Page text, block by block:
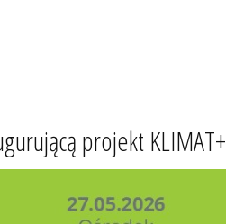
projekt KLIMAT+